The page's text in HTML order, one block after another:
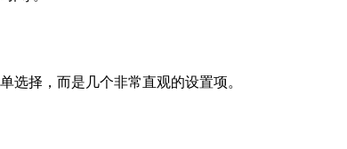
选择，而是几个非常直观的设置项。